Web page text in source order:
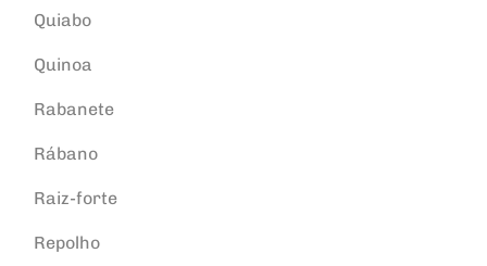
Quiabo
Quinoa
Rabanete
Rábano
Raiz-forte
Repolho